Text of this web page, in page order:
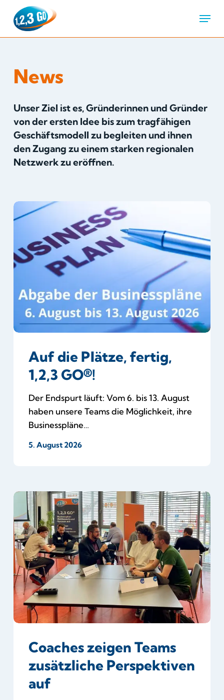
Menu
News
Unser Ziel ist es, Gründerinnen und Gründer
von der ersten Idee bis zum tragfähigen
Geschäftsmodell zu begleiten und ihnen
den Zugang zu einem starken regionalen
Netzwerk zu eröffnen.
Auf
die
fertig,
1,2,3
Auf die Plätze, fertig,
1,2,3 GO®!
Der Endspurt läuft: Vom 6. bis 13. August
haben unsere Teams die Möglichkeit, ihre
Businesspläne…
5. August 2026
Coaches
zeigen
Teams
zusätzliche
Perspektiven
auf
Coaches zeigen Teams
zusätzliche Perspektiven
auf